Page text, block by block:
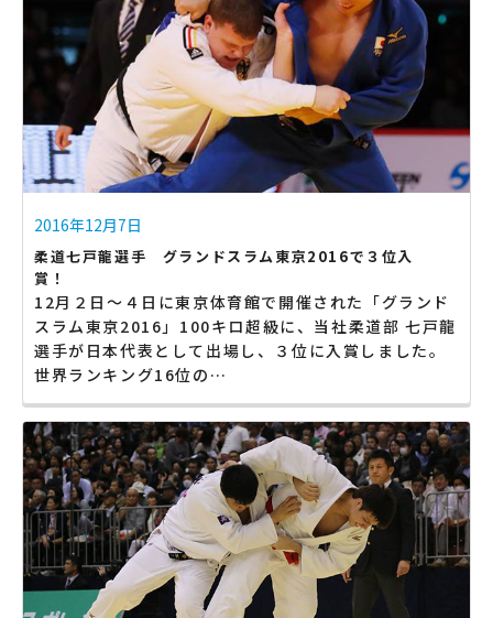
2016年12月7日
柔道七戸龍選手 グランドスラム東京2016で３位入
賞！
12月２日〜４日に東京体育館で開催された「グランド
スラム東京2016」100キロ超級に、当社柔道部 七戸龍
選手が日本代表として出場し、３位に入賞しました。
世界ランキング16位の…